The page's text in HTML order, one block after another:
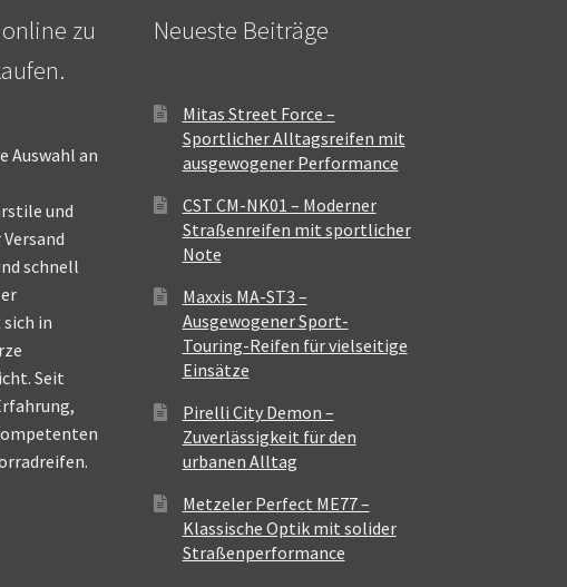
zu
Auswahl an
und
schnell
in
Seit
Neueste Beiträge
Mitas Street Force –
Sportlicher Alltagsreifen mit
ausgewogener Performance
CST CM-NK01 – Moderner
Straßenreifen mit sportlicher
Note
Maxxis MA-ST3 –
Ausgewogener Sport-
Touring-Reifen für vielseitige
Einsätze
Pirelli City Demon –
Zuverlässigkeit für den
urbanen Alltag
Metzeler Perfect ME77 –
Klassische Optik mit solider
Straßenperformance